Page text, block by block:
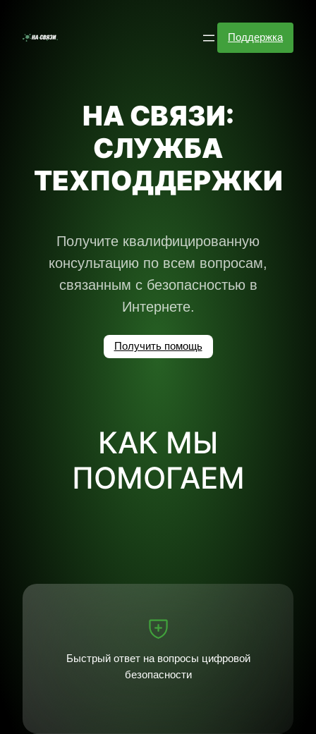
содержимому
Поддержка
НА СВЯЗИ:
СЛУЖБА
ТЕХПОДДЕРЖКИ
Получите квалифицированную
консультацию по всем вопросам,
связанным с безопасностью в
Интернете.
Получить помощь
КАК МЫ
ПОМОГАЕМ
Быстрый ответ на вопросы цифровой
безопасности